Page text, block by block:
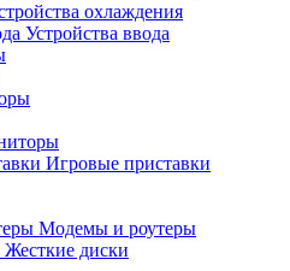
охлаждения
Устройства ввода
Игровые приставки
Модемы и роутеры
Жесткие диски